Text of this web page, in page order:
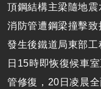
頂鋼結構主梁隨地
消防管遭鋼梁撞擊
發生後鐵道局東部
日15時即恢復候車
管修復，20日凌晨